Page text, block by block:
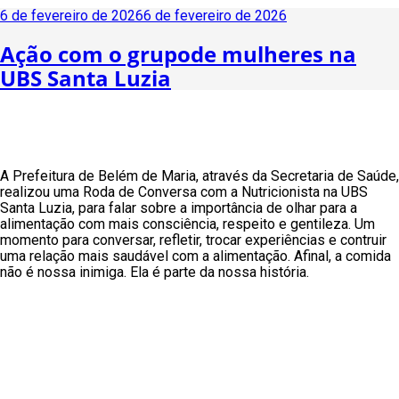
Publicado
6 de fevereiro de 20266 de fevereiro de 2026
Ação com o grupode mulheres na
UBS Santa Luzia
A Prefeitura de Belém de Maria, através da Secretaria de Saúde,
realizou uma Roda de Conversa com a Nutricionista na UBS
Santa Luzia, para falar sobre a importância de olhar para a
alimentação com mais consciência, respeito e gentileza. Um
momento para conversar, refletir, trocar experiências e contruir
uma relação mais saudável com a alimentação. Afinal, a comida
não é nossa inimiga. Ela é parte da nossa história.